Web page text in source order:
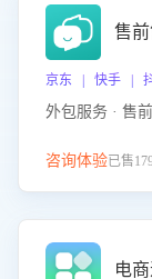
售
京东 | 快手 |
外包服务 · 售
咨询体验已售
电